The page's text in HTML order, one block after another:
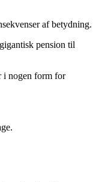
af betydning.
pension til
i nogen form for